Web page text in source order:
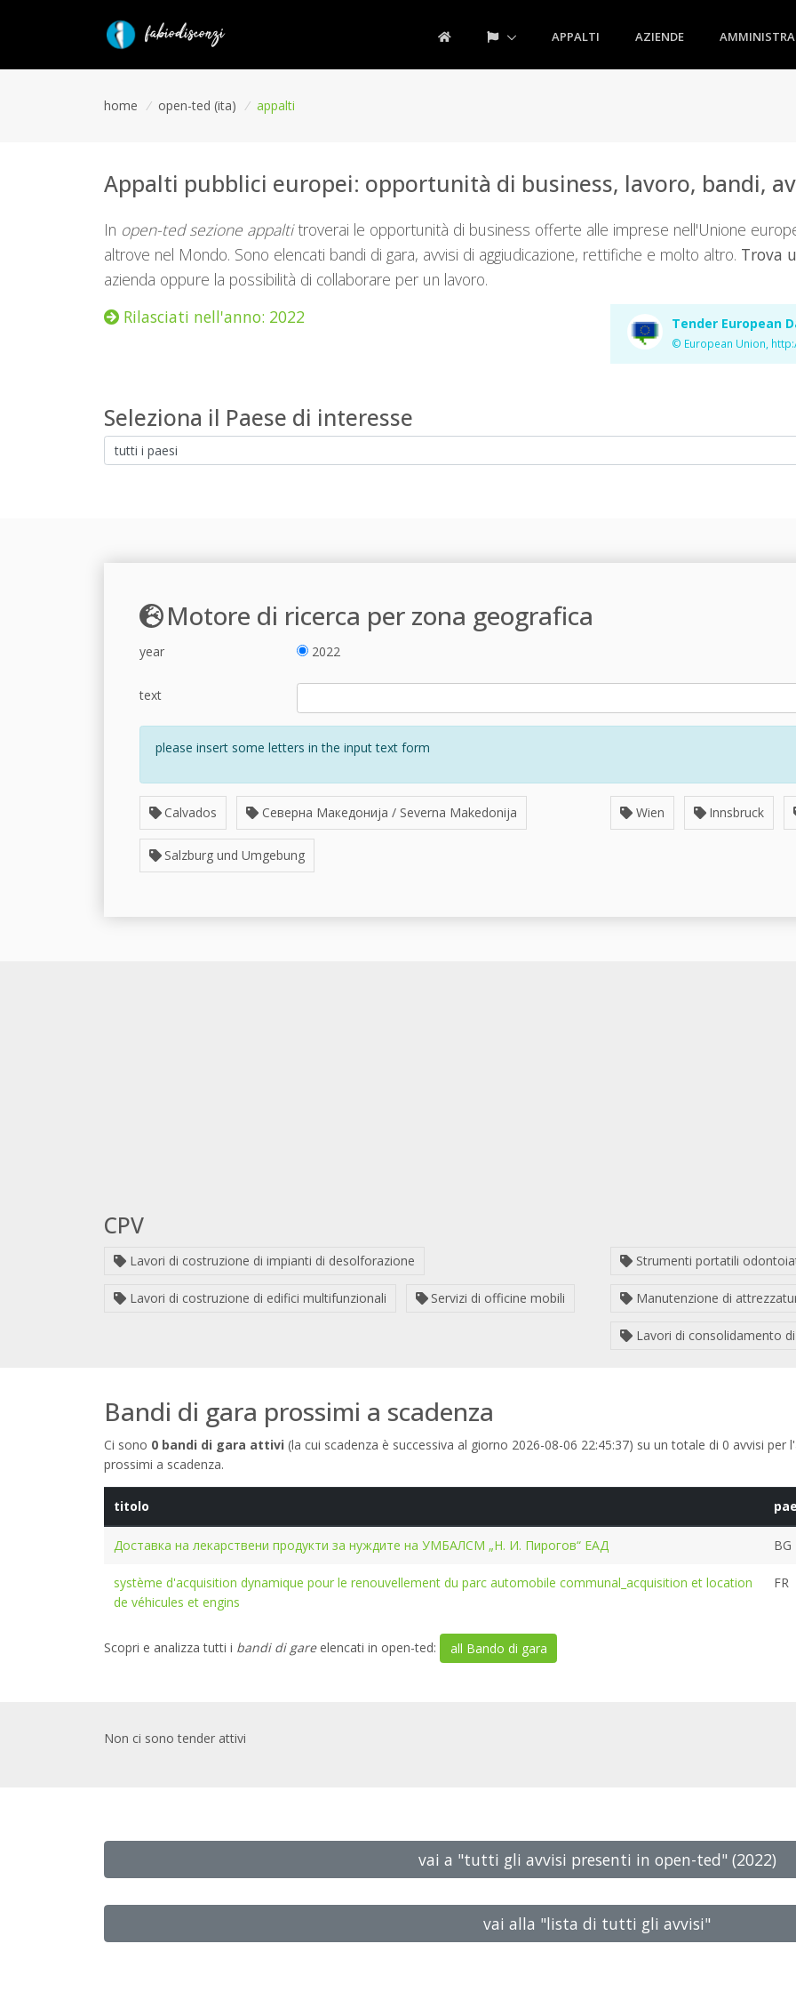
APPALTI AZIENDE
home / open-ted (ita) / appalti
Appalti pubblici europei: opportunità di business, lavoro, bandi,
In open-ted sezione appaltitroverai le opportunità di business offerte alle imprese nell'Unione
altrove nel Mondo. Sono elencati bandi di gara, avvisi di aggiudicazione, rettifiche e molto altro. Trova
azienda oppure la possibilità di collaborare per un lavoro.
Rilasciati nell'anno: 2022
Tender European
© European Union,
Seleziona il Paese di interesse
Motore di ricerca per zona geografica
year 2022
text
please insert some letters in the input text form
Calvados Северна Македонија / Severna Makedonija
Salzburg und Umgebung
Wien Innsbruck
CPV
Lavori di costruzione di impianti di desolforazione
Lavori di costruzione di edifici multifunzionali Servizi di officine mobili
Strumenti portatili
Manutenzione di
Lavori di consolidamento
Bandi di gara prossimi a scadenza
Ci sono 0 bandi di gara attivi (la cui scadenza è successiva al giorno 2026-08-06 22:45:37) su un totale di 0 avvisi
prossimi a scadenza.
titolo
Доставка на лекарствени продукти за нуждите на УМБАЛСМ „Н. И. Пирогов“ ЕАД BG
système d'acquisition dynamique pour le renouvellement du parc automobile communal_acquisition et location
de véhicules et engins
FR
Scopri e analizza tutti i bandi di gareelencati in open-ted: all Bando di gara
Non ci sono tender attivi
vai a "tutti gli avvisi presenti in open-ted" (2022)
vai alla "lista di tutti gli avvisi"